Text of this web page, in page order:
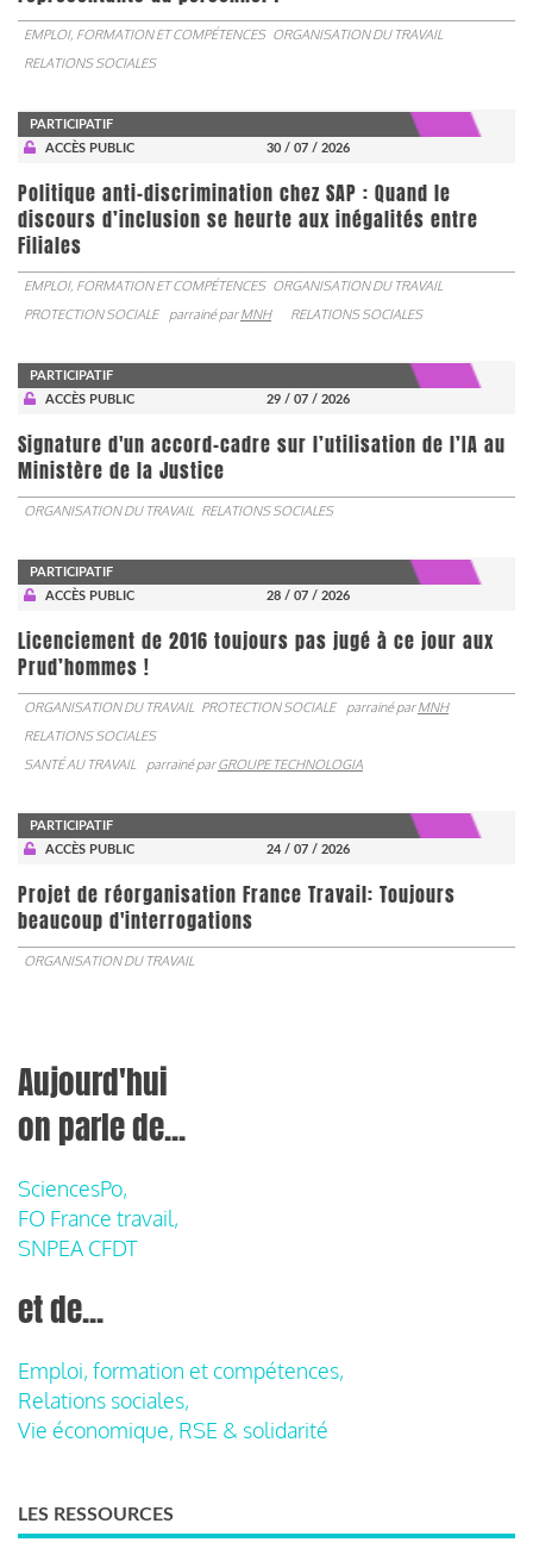
EMPLOI, FORMATION ET COMPÉTENCES ORGANISATION DU TRAVAIL
RELATIONS SOCIALES
PARTICIPATIF
ACCÈS PUBLIC
30 / 07 / 2026
Politique anti-discrimination chez SAP : Quand le
discours d’inclusion se heurte aux inégalités entre
Filiales
EMPLOI, FORMATION ET COMPÉTENCES ORGANISATION DU TRAVAIL
PROTECTION SOCIALE
parrainé parMNH RELATIONS SOCIALES
PARTICIPATIF
ACCÈS PUBLIC
29 / 07 / 2026
Signature d'un accord-cadre sur l’utilisation de l’IA au
Ministère de la Justice
ORGANISATION DU TRAVAIL RELATIONS SOCIALES
PARTICIPATIF
ACCÈS PUBLIC
28 / 07 / 2026
Licenciement de 2016 toujours pas jugé à ce jour aux
Prud’hommes !
ORGANISATION DU TRAVAIL PROTECTION SOCIALE parrainé parMNH
RELATIONS SOCIALES
SANTÉ AU TRAVAIL
parrainé parGROUPE TECHNOLOGIA
PARTICIPATIF
ACCÈS PUBLIC
24 / 07 / 2026
Projet de réorganisation France Travail: Toujours
beaucoup d'interrogations
ORGANISATION DU TRAVAIL
Aujourd'hui
on parle de...
SciencesPo,
FO France travail,
SNPEA CFDT
et de...
Emploi, formation et compétences,
Relations sociales,
Vie économique, RSE & solidarité
LES RESSOURCES